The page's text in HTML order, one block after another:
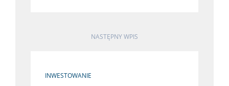
NASTĘPNY WPIS
INWESTOWANIE